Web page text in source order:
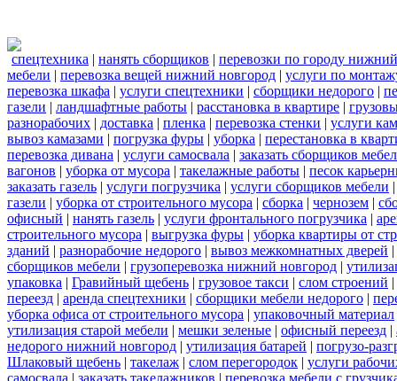
спецтехника | нанять сборщиков | перевозки по городу
мебели | перевозка вещей нижний новгород | услуги по
перевозка шкафа | услуги спецтехники | сборщики недорого |
газели | ландшафтные работы | расстановка в квартире |
разнорабочих | доставка | пленка | перевозка стенки | услуги
вывоз камазами | погрузка фуры | уборка | перестановка в
перевозка дивана | услуги самосвала | заказать сборщиков
вагонов | уборка от мусора | такелажные работы | песок
заказать газель | услуги погрузчика | услуги сборщиков мебели
газели | уборка от строительного мусора | сборка | чернозем |
офисный | нанять газель | услуги фронтального погрузчика |
строительного мусора | выгрузка фуры | уборка квартиры от
зданий | разнорабочие недорого | вывоз межкомнатных дверей |
сборщиков мебели | грузоперевозка нижний новгород |
упаковка | Гравийный щебень | грузовое такси | слом строений |
переезд | аренда спецтехники | сборщики мебели недорого |
уборка офиса от строительного мусора | упаковочный материал
утилизация старой мебели | мешки зеленые | офисный переезд |
недорого нижний новгород | утилизация батарей | погрузо-
Шлаковый щебень | такелаж | слом перегородок | услуги
самосвала | заказать такелажников | перевозка мебели с